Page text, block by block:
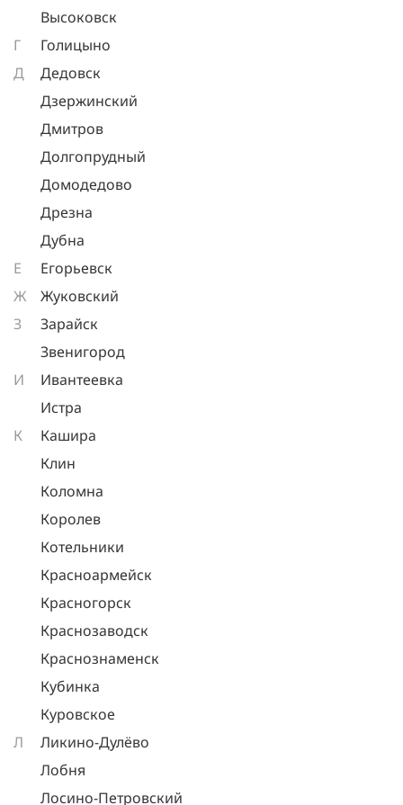
Высоковск
Г
Голицыно
Д
Дедовск
Дзержинский
Дмитров
Долгопрудный
Домодедово
Дрезна
Дубна
Е
Егорьевск
Ж
Жуковский
З
Зарайск
Звенигород
И
Ивантеевка
Истра
К
Кашира
Клин
Коломна
Королев
Котельники
Красноармейск
Красногорск
Краснозаводск
Краснознаменск
Кубинка
Куровское
Л
Ликино-Дулёво
Лобня
Лосино-Петровский